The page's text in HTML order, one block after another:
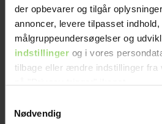
der opbevarer og tilgår
annoncer, levere tilpasset
målgruppeundersøgelser og
indstillingerog i vores
tilbage eller ændre indstillinger
Dine valg anvendes på hele
Nødvendig
Philip May på
Smukfest for første
forventninger"